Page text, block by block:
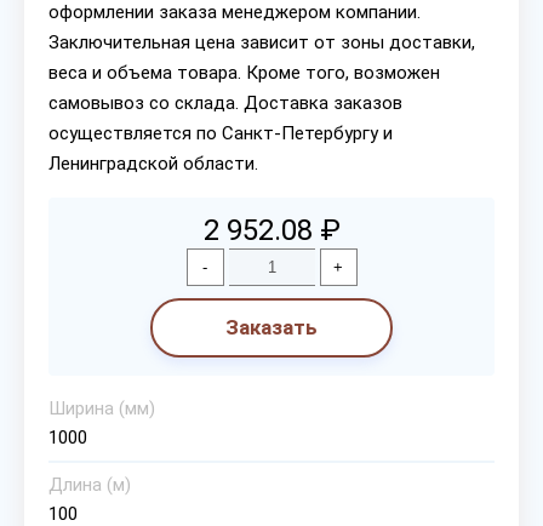
оформлении заказа менеджером компании.
Заключительная цена зависит от зоны доставки,
веса и объема товара. Кроме того, возможен
самовывоз со склада. Доставка заказов
осуществляется по Санкт-Петербургу и
Ленинградской области.
2 952.08 ₽
- +
Заказать
Ширина (мм)
1000
Длина (м)
100